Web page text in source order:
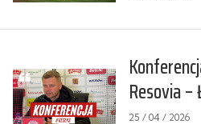
Resovia –
25 / 04 / 2026